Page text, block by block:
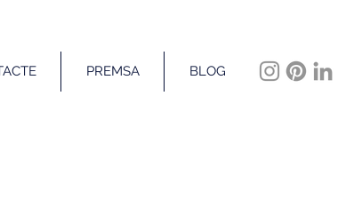
PREMSA BLOG